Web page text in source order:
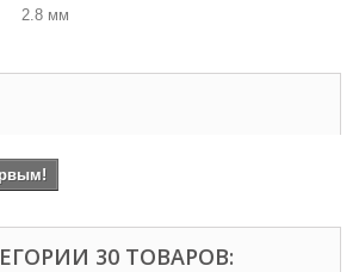
2.8 мм
30 ТОВАРОВ: